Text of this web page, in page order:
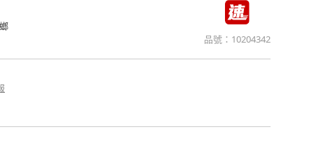
品號： 10204342